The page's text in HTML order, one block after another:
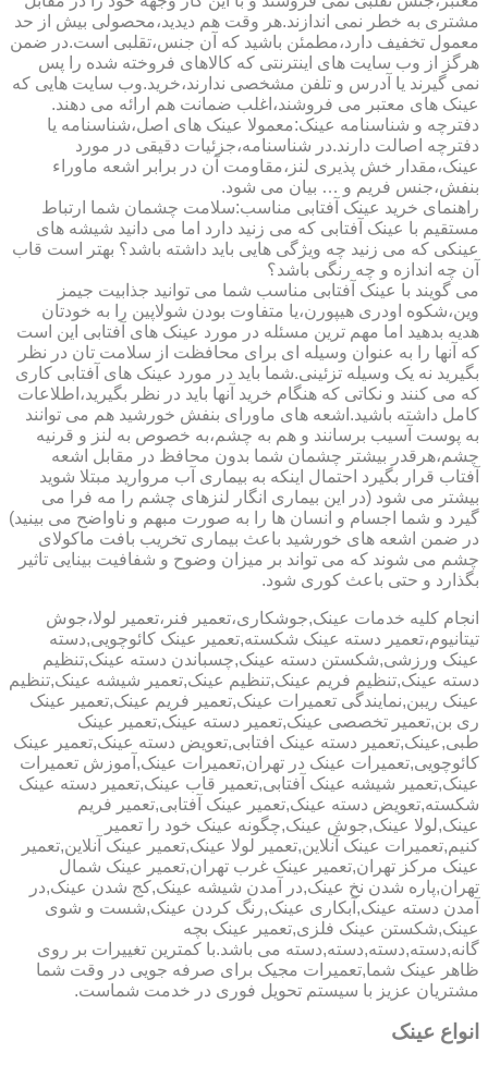
مشتری به خطر نمی اندازند.هر وقت هم دیدید،محصولی بیش از حد
معمول تخفیف دارد،مطمئن باشید که آن جنس،تقلبی است.در ضمن
هرگز از وب سایت های اینترنتی که کالاهای فروخته شده را پس
نمی گیرند یا آدرس و تلفن مشخصی ندارند،خرید.وب سایت هایی که
عینک های معتبر می فروشند،اغلب ضمانت هم ارائه می دهند.
دفترچه و شناسنامه عینک:معمولا عینک های اصل،شناسنامه یا
دفترچه اصالت دارند.در شناسنامه،جزئیات دقیقی در مورد
عینک،مقدار خش پذیری لنز،مقاومت آن در برابر اشعه ماوراء
بنفش،جنس فریم و … بیان می شود.
راهنمای خرید عینک آفتابی مناسب:سلامت چشمان شما ارتباط
مستقیم با عینک آفتابی که می زنید دارد اما می دانید شیشه های
عینکی که می زنید چه ویژگی هایی باید داشته باشد؟ بهتر است قاب
آن چه اندازه و چه رنگی باشد؟
می گویند با عینک آفتابی مناسب شما می توانید جذابیت جیمز
وین،شکوه اودری هیپورن،یا متفاوت بودن شولاپین را به خودتان
هدیه بدهید اما مهم ترین مسئله در مورد عینک های آفتابی این است
که آنها را به عنوان وسیله ای برای محافظت از سلامت تان در نظر
بگیرید نه یک وسیله تزئینی.شما باید در مورد عینک های آفتابی کاری
که می کنند و نکاتی که هنگام خرید آنها باید در نظر بگیرید،اطلاعات
کامل داشته باشید.اشعه های ماورای بنفش خورشید هم می توانند
به پوست آسیب برسانند و هم به چشم،به خصوص به لنز و قرنیه
چشم،هرقدر بیشتر چشمان شما بدون محافظ در مقابل اشعه
آفتاب قرار بگیرد احتمال اینکه به بیماری آب مروارید مبتلا شوید
بیشتر می شود (در این بیماری انگار لنزهای چشم را مه فرا می
گیرد و شما اجسام و انسان ها را به صورت مبهم و ناواضح می بینید)
در ضمن اشعه های خورشید باعث بیماری تخریب بافت ماکولای
چشم می شوند که می تواند بر میزان وضوح و شفافیت بینایی تاثیر
بگذارد و حتی باعث کوری شود.
انجام کلیه خدمات عینک,جوشکاری،تعمیر فنر،تعمیر لولا،جوش
تیتانیوم،تعمیر دسته عینک شکسته,تعمیر عینک کائوچویی,دسته
عینک ورزشی,شکستن دسته عینک,چسباندن دسته عینک,تنظیم
دسته عینک,تنظیم فریم عینک,تنظیم عینک,تعمیر شیشه عینک,تنظیم
عینک ریبن,نمایندگی تعمیرات عینک,تعمیر فریم عینک,تعمیر عینک
ری بن,تعمیر تخصصی عینک,تعمیر دسته عینک,تعمیر عینک
طبی,عینک,تعمیر دسته عینک افتابی,تعویض دسته عینک,تعمیر عینک
کائوچویی,تعمیرات عینک در تهران,تعمیرات عینک,آموزش تعمیرات
عینک,تعمیر شیشه عینک آفتابی,تعمیر قاب عینک,تعمیر دسته عینک
شکسته,تعویض دسته عینک,تعمیر عینک آفتابی,تعمیر فریم
عینک,لولا عینک,جوش عینک,چگونه عینک خود را تعمیر
کنیم,تعمیرات عینک آنلاین,تعمیر لولا عینک,تعمیر عینک آنلاین,تعمیر
عینک مرکز تهران,تعمیر عینک غرب تهران,تعمیر عینک شمال
تهران,پاره شدن نخ عینک,در آمدن شیشه عینک,کج شدن عینک,در
آمدن دسته عینک,آبکاری عینک,رنگ کردن عینک,شست و شوی
عینک,شکستن عینک فلزی,تعمیر عینک بچه
گانه,دسته,دسته,دسته,دسته می باشد.با کمترین تغییرات بر روی
ظاهر عینک شما,تعمیرات مجیک برای صرفه جویی در وقت شما
مشتریان عزیز با سیستم تحویل فوری در خدمت شماست.
انواع عینک